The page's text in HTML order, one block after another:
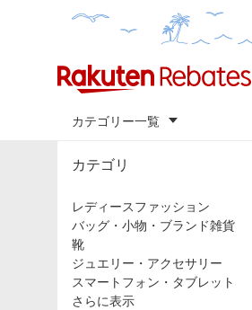
カテゴリー一覧
カテゴリ
レディースファッション
バッグ・小物・ブランド雑貨
靴
ジュエリー・アクセサリー
スマートフォン・タブレット
さらに表示